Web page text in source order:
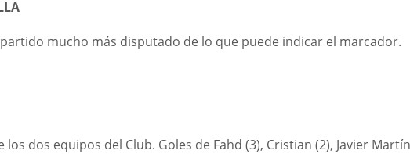
mucho más disputado de lo que puede indicar el marcador.
dos equipos del Club. Goles de Fahd (3), Cristian (2), Javier